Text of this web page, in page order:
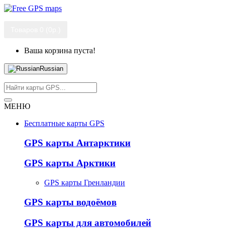
Ваша корзина пуста!
Russian
МЕНЮ
Бесплатные карты GPS
GPS карты Антарктики
GPS карты Арктики
GPS карты Гренландии
GPS карты водоёмов
GPS карты для автомобилей